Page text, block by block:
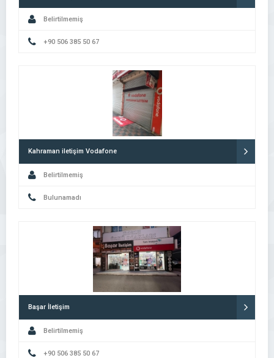
Belirtilmemiş
+90 506 385 50 67
Kahraman iletişim Vodafone
Belirtilmemiş
Bulunamadı
Başar İletişim
Belirtilmemiş
+90 506 385 50 67